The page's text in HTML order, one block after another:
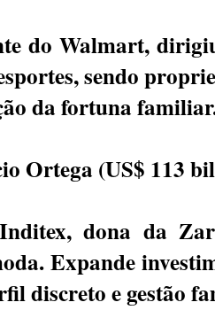
do Walmart,
sendo
da fortuna
Ortega (US$ 113
dona da
Expande
discreto e gestão